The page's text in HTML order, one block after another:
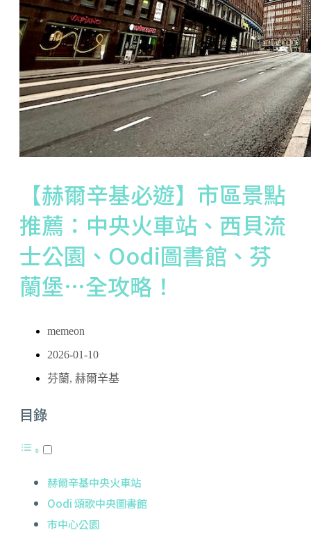
【赫爾辛基必遊】市區景點
推薦：中央火車站、西貝流
士公園、Oodi圖書館、芬
蘭堡…全攻略！
memeon
2026-01-10
芬蘭, 赫爾辛基
目錄
赫爾辛基中央火車站
Oodi 頌歌中央圖書館
市中心公園